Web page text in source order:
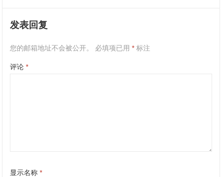
发表回复
您的邮箱地址不会被公开。 必填项已用* 标注
评论*
显示名称*